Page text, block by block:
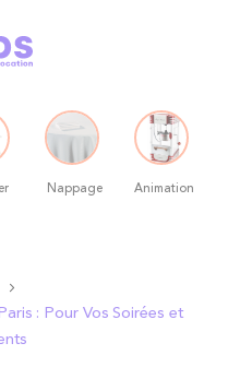
Nappage Animation
: Pour Vos Soirées et